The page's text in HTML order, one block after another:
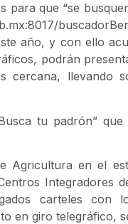
que “se
año, y con ello
podrán
cercana, llevando
tu padrón”
Agricultura en el
Integradores
carteles con
en giro telegráfico,